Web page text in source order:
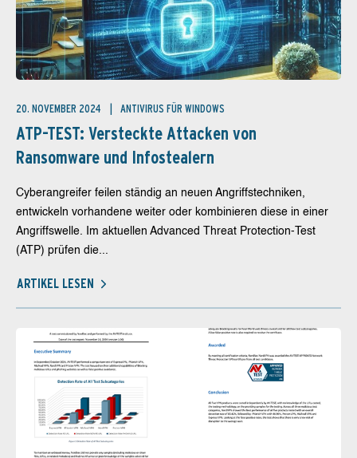
20. NOVEMBER 2024 ANTIVIRUS FÜR WINDOWS
ATP-TEST: Versteckte Attacken von
Ransomware und Infostealern
Cyberangreifer feilen ständig an neuen Angriffstechniken,
entwickeln vorhandene weiter oder kombinieren diese in einer
Angriffswelle. Im aktuellen Advanced Threat Protection-Test
(ATP) prüfen die...
ARTIKEL LESEN